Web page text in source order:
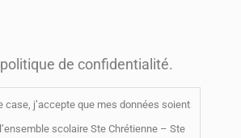
de confidentialité.
case, j’accepte que mes données soient
scolaire Ste Chrétienne – Ste